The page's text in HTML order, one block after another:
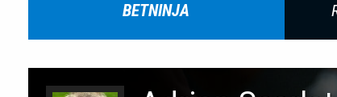
BETNINJA